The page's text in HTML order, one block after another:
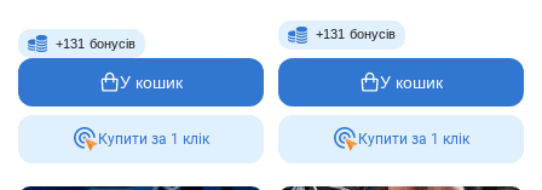
+131 бонусів
У кошик
Купити за 1 клiк
+131 бонусів
У кошик
Купити за 1 клiк